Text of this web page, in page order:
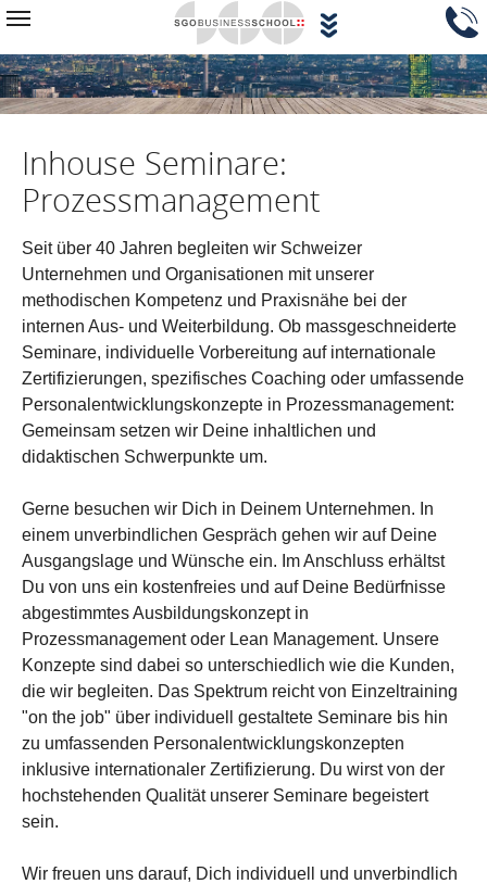
Zum Hauptinhalt springen
Navigationsblock überspringen
Toggle navigation
Inhouse Seminare:
Prozessmanagement
Seit über 40 Jahren begleiten wir Schweizer
Unternehmen und Organisationen mit unserer
methodischen Kompetenz und Praxisnähe bei der
internen Aus- und Weiterbildung. Ob massgeschneiderte
Seminare, individuelle Vorbereitung auf internationale
Zertifizierungen, spezifisches Coaching oder umfassende
Personalentwicklungskonzepte in Prozessmanagement:
Gemeinsam setzen wir Deine inhaltlichen und
didaktischen Schwerpunkte um.
Gerne besuchen wir Dich in Deinem Unternehmen. In
einem unverbindlichen Gespräch gehen wir auf Deine
Ausgangslage und Wünsche ein. Im Anschluss erhältst
Du von uns ein kostenfreies und auf Deine Bedürfnisse
abgestimmtes Ausbildungskonzept in
Prozessmanagement oder Lean Management. Unsere
Konzepte sind dabei so unterschiedlich wie die Kunden,
die wir begleiten. Das Spektrum reicht von Einzeltraining
"on the job" über individuell gestaltete Seminare bis hin
zu umfassenden Personalentwicklungskonzepten
inklusive internationaler Zertifizierung. Du wirst von der
hochstehenden Qualität unserer Seminare begeistert
sein.
Wir freuen uns darauf, Dich individuell und unverbindlich